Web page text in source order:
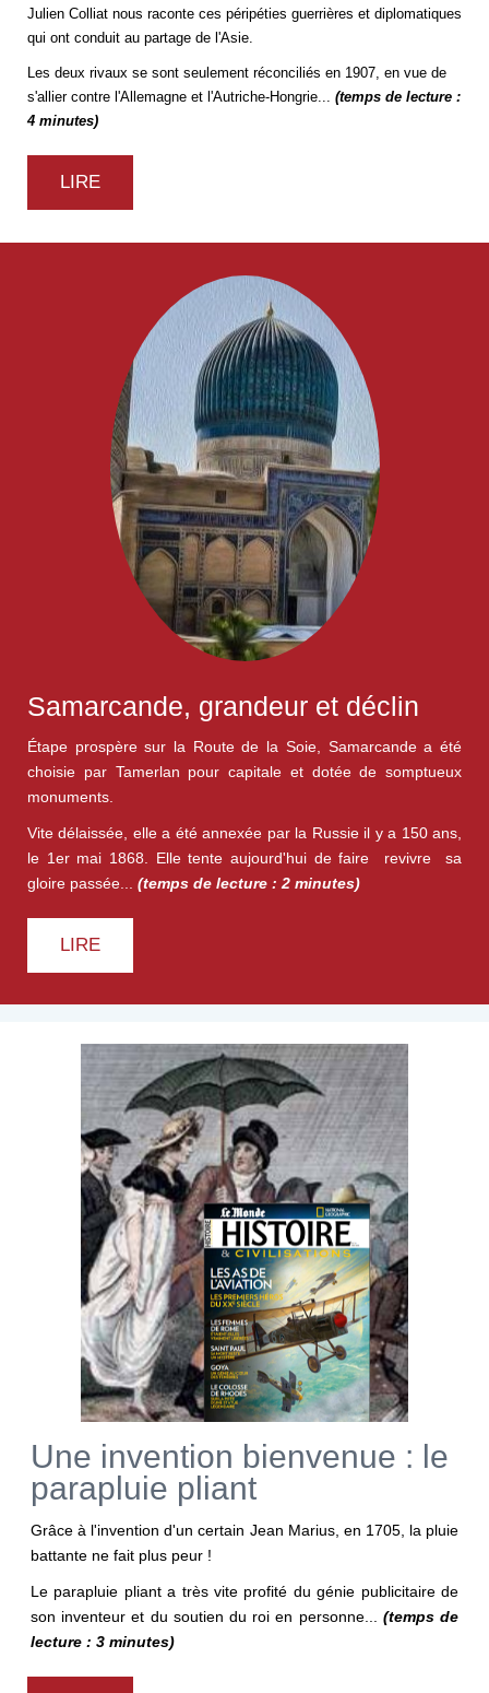
Julien Colliat nous raconte ces péripéties guerrières et diplomatiques
qui ont conduit au partage de l'Asie.
Les deux rivaux se sont seulement réconciliés en 1907, en vue de
s'allier contre l'Allemagne et l'Autriche-Hongrie... (temps de lecture :
4 minutes)
LIRE
Samarcande, grandeur et déclin
Étape prospère sur la Route de la Soie, Samarcande a été
choisie par Tamerlan pour capitale et dotée de somptueux
monuments.
Vite délaissée, elle a été annexée par la Russie il y a 150 ans,
le 1er mai 1868. Elle tente aujourd'hui de faire revivre sa
gloire passée... (temps de lecture : 2 minutes)
LIRE
Une invention bienvenue : le
parapluie pliant
Grâce à l'invention d'un certain Jean Marius, en 1705, la pluie
battante ne fait plus peur !
Le parapluie pliant a très vite profité du génie publicitaire de
son inventeur et du soutien du roi en personne... (temps de
lecture : 3 minutes)